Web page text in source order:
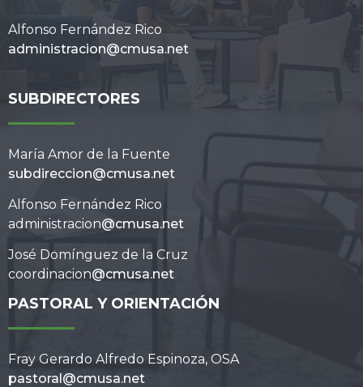
Alfonso Fernández Rico
administracion@cmusa.net
SUBDIRECTORES
María Amor de la Fuente
subdireccion@cmusa.net
Alfonso Fernández Rico
administracion@cmusa.net
José Domínguez de la Cruz
coordinacion@cmusa.net
PASTORAL Y ORIENTACIÓN
Fray Gerardo Alfredo Espinoza, OSA
pastoral@cmusa.net